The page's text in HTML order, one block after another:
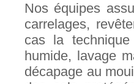
Nos équipes
carrelages,
cas la
humide, lavage
décapage au